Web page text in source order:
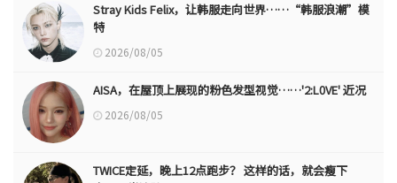
Stray Kids Felix，让韩服走向世界……“韩服浪潮”模
特
2026/08/05
AISA，在屋顶上展现的粉色发型视觉……'2:L0VE' 近况
2026/08/05
TWICE定延，晚上12点跑步？ 这样的话，就会瘦下